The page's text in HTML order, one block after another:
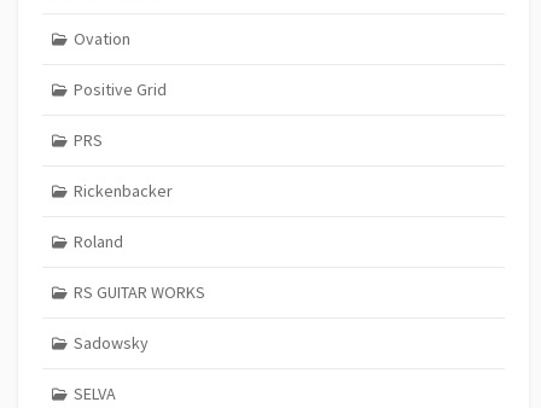
Ovation
Positive Grid
PRS
Rickenbacker
Roland
RS GUITAR WORKS
Sadowsky
SELVA